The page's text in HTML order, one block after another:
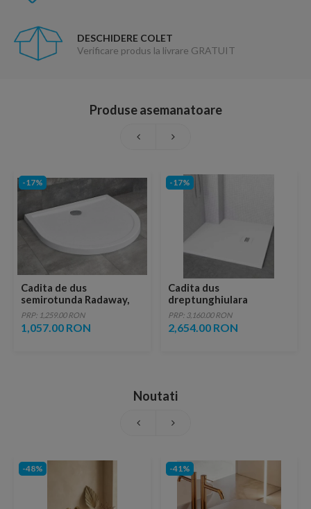
DESCHIDERE COLET
Verificare produs la livrare GRATUIT
Produse asemanatoare
-17%
Cadita de dus
semirotunda Radaway,
Delos P 100x90 cm
PRP: 1,259.00 RON
1,057.00 RON
-17%
Cadita dus
dreptunghiulara
Radaway Kyntos F 120 x
100 x H3 cm, decupabila
PRP: 3,160.00 RON
2,654.00 RON
Noutati
-48% -41%